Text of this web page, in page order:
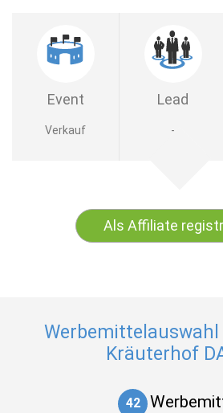
Event Lead
Verkauf -
Als Affiliate
Kräuterhof
42